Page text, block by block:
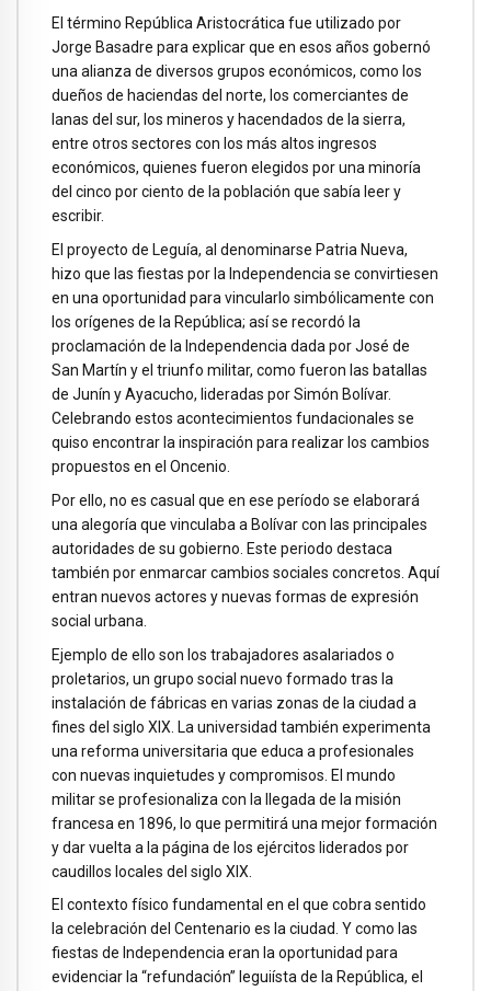
El término República Aristocrática fue utilizado por
Jorge Basadre para explicar que en esos años gobernó
una alianza de diversos grupos económicos, como los
dueños de haciendas del norte, los comerciantes de
lanas del sur, los mineros y hacendados de la sierra,
entre otros sectores con los más altos ingresos
económicos, quienes fueron elegidos por una minoría
del cinco por ciento de la población que sabía leer y
escribir.
El proyecto de Leguía, al denominarse Patria Nueva,
hizo que las fiestas por la Independencia se convirtiesen
en una oportunidad para vincularlo simbólicamente con
los orígenes de la República; así se recordó la
proclamación de la Independencia dada por José de
San Martín y el triunfo militar, como fueron las batallas
de Junín y Ayacucho, lideradas por Simón Bolívar.
Celebrando estos acontecimientos fundacionales se
quiso encontrar la inspiración para realizar los cambios
propuestos en el Oncenio.
Por ello, no es casual que en ese período se elaborará
una alegoría que vinculaba a Bolívar con las principales
autoridades de su gobierno. Este periodo destaca
también por enmarcar cambios sociales concretos. Aquí
entran nuevos actores y nuevas formas de expresión
social urbana.
Ejemplo de ello son los trabajadores asalariados o
proletarios, un grupo social nuevo formado tras la
instalación de fábricas en varias zonas de la ciudad a
fines del siglo XIX. La universidad también experimenta
una reforma universitaria que educa a profesionales
con nuevas inquietudes y compromisos. El mundo
militar se profesionaliza con la llegada de la misión
francesa en 1896, lo que permitirá una mejor formación
y dar vuelta a la página de los ejércitos liderados por
caudillos locales del siglo XIX.
El contexto físico fundamental en el que cobra sentido
la celebración del Centenario es la ciudad. Y como las
fiestas de Independencia eran la oportunidad para
evidenciar la “refundación” leguiísta de la República, el